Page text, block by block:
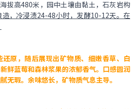
拔高480米，园中土壤由黏土，石灰岩构
，冷浸渍24-48小时，发酵10-12天。在
原，随后展现出矿物质、细嫩香草、白
鲜蓝莓和森林浆果的浓郁香气。口感圆润
无瑕。余味悠长，矿物质气息主导。